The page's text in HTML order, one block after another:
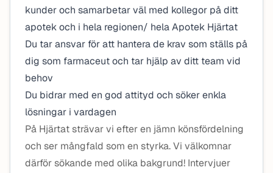
kunder och samarbetar väl med kollegor på ditt
apotek och i hela regionen/ hela Apotek Hjärtat
Du tar ansvar för att hantera de krav som ställs på
dig som farmaceut och tar hjälp av ditt team vid
behov
Du bidrar med en god attityd och söker enkla
lösningar i vardagen
På Hjärtat strävar vi efter en jämn könsfördelning
och ser mångfald som en styrka. Vi välkomnar
därför sökande med olika bakgrund! Intervjuer